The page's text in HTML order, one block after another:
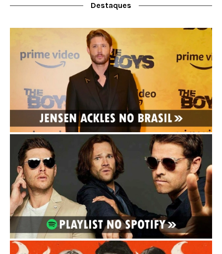
Destaques